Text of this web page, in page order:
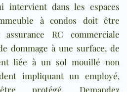
intervient dans les espaces
à condos doit être
RC commerciale
dommage à une surface, de
liée à un sol mouillé non
impliquant un employé,
protégé. Demandez